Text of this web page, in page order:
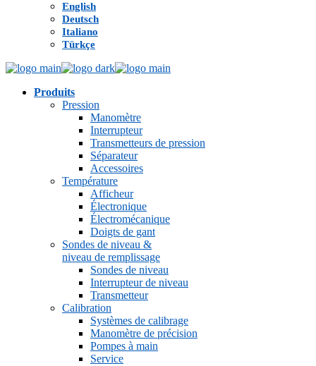
English
Deutsch
Italiano
Türkçe
Produits
Pression
Manomètre
Interrupteur
Transmetteurs de pression
Séparateur
Accessoires
Température
Afficheur
Électronique
Électromécanique
Doigts de gant
Sondes de niveau &
niveau de remplissage
Sondes de niveau
Interrupteur de niveau
Transmetteur
Calibration
Systèmes de calibrage
Manomètre de précision
Pompes à main
Service